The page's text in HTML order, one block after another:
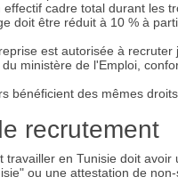
cadre total durant les
doit être réduit à 10 % à
est autorisée à
ministère de l'Emploi,
bénéficient des mêmes
recrutement
travailler en Tunisie doit
ou une attestation de